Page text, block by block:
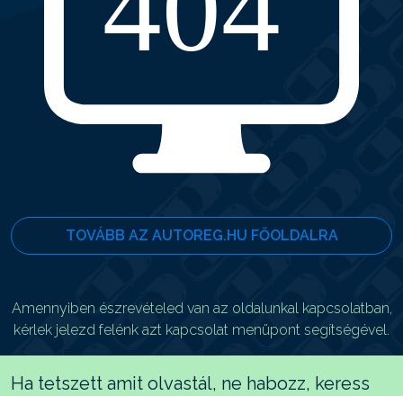
TOVÁBB AZ AUTOREG.HU FŐOLDALRA
Amennyiben észrevételed van az oldalunkal kapcsolatban,
kérlek jelezd felénk azt kapcsolat menüpont segítségével.
Ha tetszett amit olvastál, ne habozz, keress